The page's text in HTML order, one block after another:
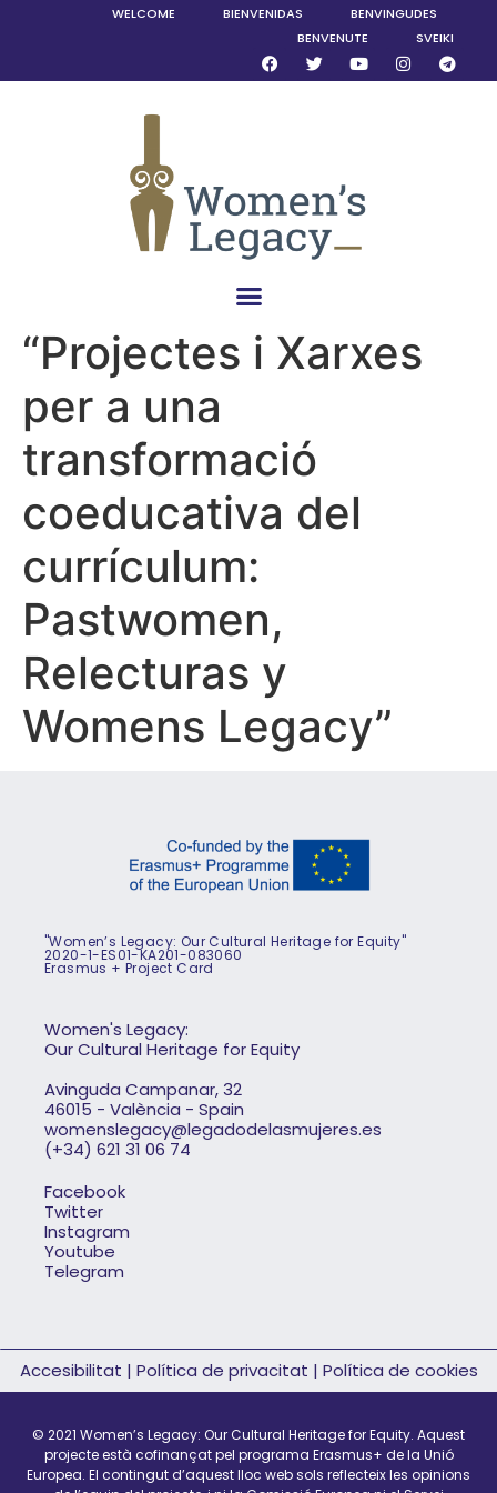
WELCOME BIENVENIDAS
BENVINGUDES
BENVENUTE
SVEIKI
“Projectes i Xarxes
per a una
transformació
coeducativa del
currículum:
Pastwomen,
Relecturas y
Womens Legacy”
"Women’s Legacy: Our Cultural Heritage for Equity"
2020-1-ES01-KA201-083060
Erasmus + Project Card
Women's Legacy:
Our Cultural Heritage for Equity
Avinguda Campanar, 32
46015 - València - Spain
womenslegacy@legadodelasmujeres.es
(+34) 621 31 06 74
Facebook
Twitter
Instagram
Youtube
Telegram
Accesibilitat | Política de privacitat | Política de cookies
© 2021 Women’s Legacy: Our Cultural Heritage for Equity. Aquest
projecte està cofinançat pel programa Erasmus+ de la Unió
Europea. El contingut d’aquest lloc web sols reflecteix les opinions